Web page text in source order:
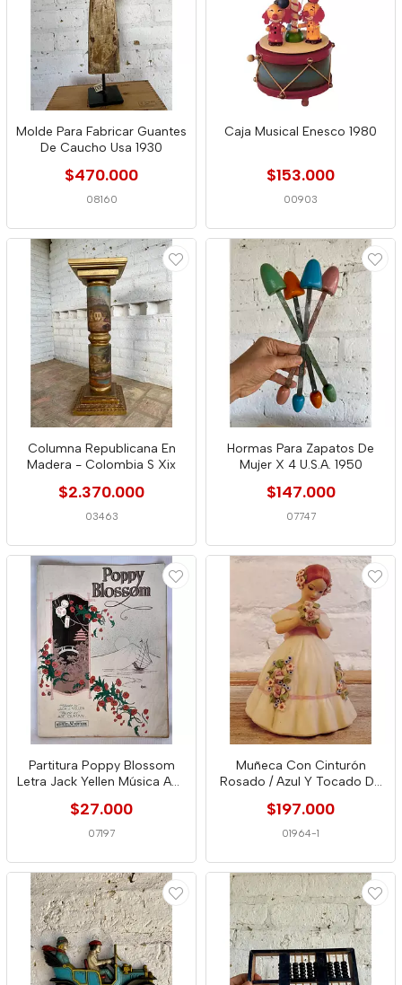
Molde Para Fabricar Guantes
De Caucho Usa 1930
$470.000
08160
Caja Musical Enesco 1980
$153.000
00903
Columna Republicana En
Madera - Colombia S Xix
$2.370.000
03463
Hormas Para Zapatos De
Mujer X 4 U.S.A. 1950
$147.000
07747
Partitura Poppy Blossom
Letra Jack Yellen Música Abe
$27.000
07197
Muñeca Con Cinturón
Rosado / Azul Y Tocado De
$197.000
01964-1